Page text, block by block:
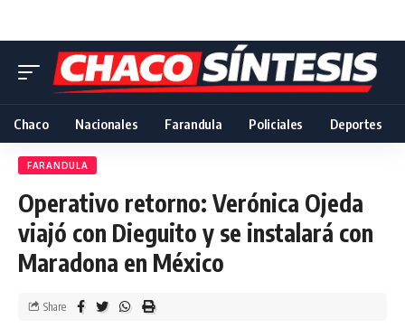
Chaco Nacionales Farandula Policiales Deportes
FARANDULA
Operativo retorno: Verónica Ojeda
viajó con Dieguito y se instalará con
Maradona en México
Share